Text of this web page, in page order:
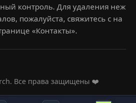
контроль. Для удаления неж
пожалуйста, свяжитесь с на
«Контакты».
Все права защищены ❤️